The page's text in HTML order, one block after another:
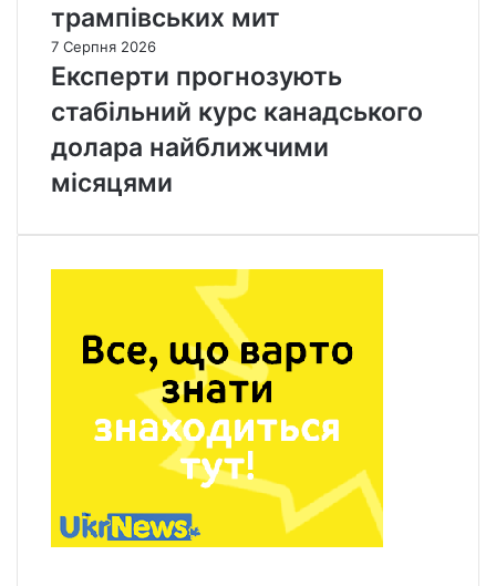
трампівських мит
7 Серпня 2026
Експерти прогнозують
стабільний курс канадського
долара найближчими
місяцями